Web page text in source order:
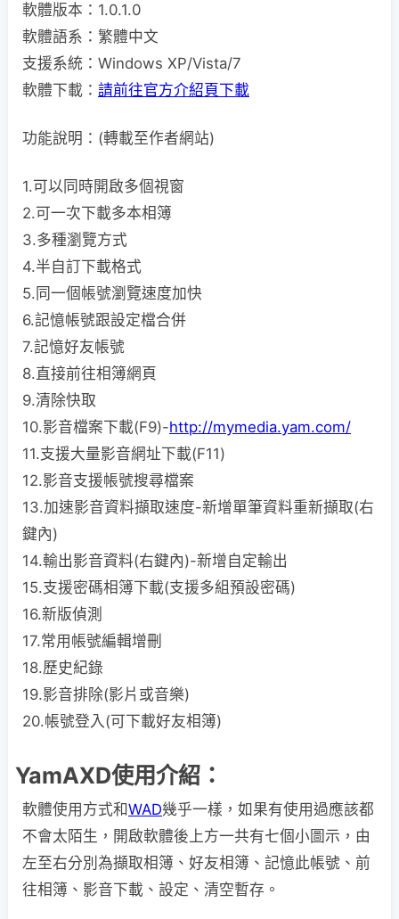
軟體版本：1.0.1.0
軟體語系：繁體中文
支援系統：Windows XP/Vista/7
軟體下載： 請前往官方介紹頁下載
功能說明：(轉載至作者網站)
1.可以同時開啟多個視窗
2.可一次下載多本相簿
3.多種瀏覽方式
4.半自訂下載格式
5.同一個帳號瀏覽速度加快
6.記憶帳號跟設定檔合併
7.記憶好友帳號
8.直接前往相簿網頁
9.清除快取
10.影音檔案下載(F9)-http://mymedia.yam.com/
11.支援大量影音網址下載(F11)
12.影音支援帳號搜尋檔案
13.加速影音資料擷取速度-新增單筆資料重新擷取(右
鍵內)
14.輸出影音資料(右鍵內)-新增自定輸出
15.支援密碼相簿下載(支援多組預設密碼)
16.新版偵測
17.常用帳號編輯增刪
18.歷史紀錄
19.影音排除(影片或音樂)
20.帳號登入(可下載好友相簿)
YamAXD使用介紹：
軟體使用方式和WAD幾乎一樣，如果有使用過應該都
不會太陌生，開啟軟體後上方一共有七個小圖示，由
左至右分別為擷取相簿、好友相簿、記憶此帳號、前
往相簿、影音下載、設定、清空暫存。